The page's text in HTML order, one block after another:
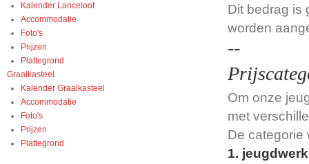
Kalender Lanceloot
Accommodatie
Foto's
Prijzen
Plattegrond
Graalkasteel
Kalender Graalkasteel
Accommodatie
Foto's
Prijzen
Plattegrond
Dit bedrag is
worden
--
Om onze
met
De categorie
1.